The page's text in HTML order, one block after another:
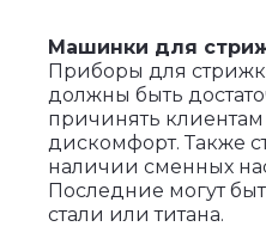
Машинки для
Приборы для
должны быть
причинять
дискомфорт. Также
наличии сменных
Последние могут
стали или титана.